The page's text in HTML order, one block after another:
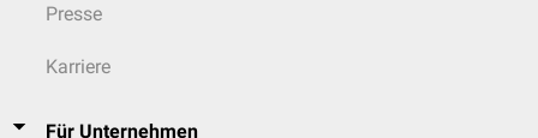
Presse
Karriere
Für Unternehmen